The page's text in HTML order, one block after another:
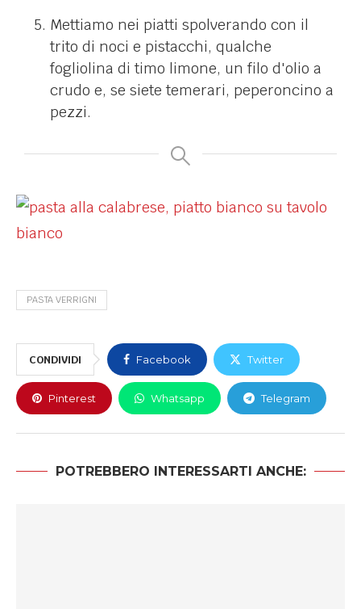
Mettiamo nei piatti spolverando con il
trito di noci e pistacchi, qualche
fogliolina di timo limone, un filo d'olio a
crudo e, se siete temerari, peperoncino a
pezzi.
PASTA VERRIGNI
CONDIVIDI Facebook Twitter
Pinterest Whatsapp Telegram
POTREBBERO INTERESSARTI ANCHE: